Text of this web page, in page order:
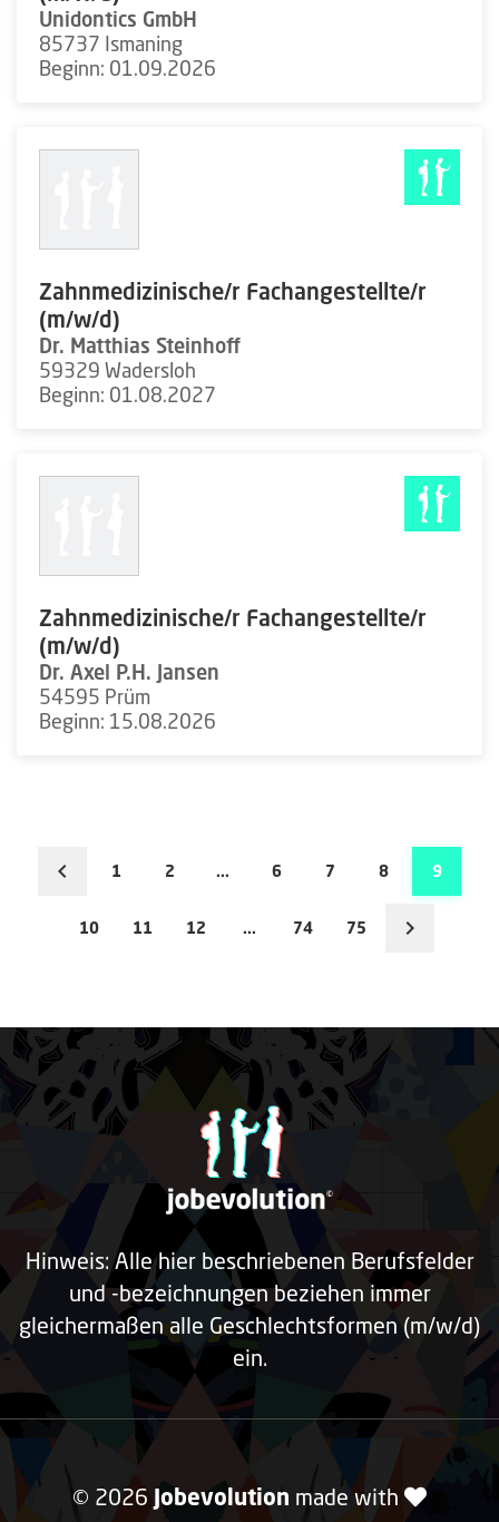
Unidontics GmbH
85737 Ismaning
Beginn: 01.09.2026
Zahnmedizinische/r Fachangestellte/r
(m/w/d)
Dr. Matthias Steinhoff
59329 Wadersloh
Beginn: 01.08.2027
Zahnmedizinische/r Fachangestellte/r
(m/w/d)
Dr. Axel P.H. Jansen
54595 Prüm
Beginn: 15.08.2026
1 2 ... 6 7 8 9
10 11 12 ... 74 75
Hinweis: Alle hier beschriebenen Berufsfelder
und -bezeichnungen beziehen immer
gleichermaßen alle Geschlechtsformen (m/w/d)
ein.
© 2026 Jobevolution made with